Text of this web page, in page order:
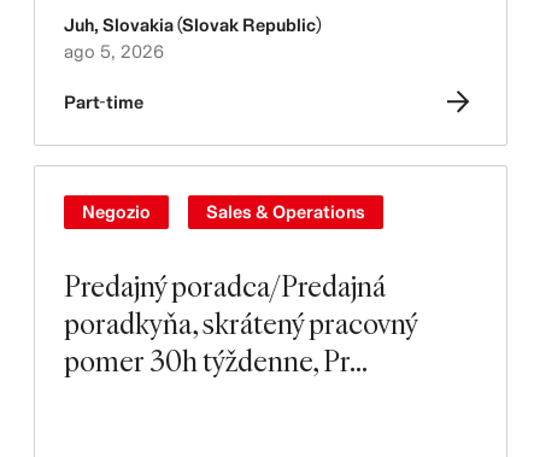
Juh, Slovakia (Slovak Republic)
ago 5, 2026
Part-time
Predajný poradca/Predajná
poradkyňa, skrátený pracovný
pomer 30h týždenne, Pr...
Negozio Sales & Operations